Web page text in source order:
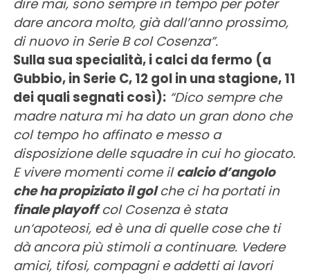
dire mai, sono sempre in tempo per poter
dare ancora molto, già dall’anno prossimo,
di nuovo in Serie B col Cosenza”.
Sulla sua specialità, i calci da fermo (a
Gubbio, in Serie C, 12 gol in una stagione, 11
dei quali segnati così): “Dico sempre che
madre natura mi ha dato un gran dono che
col tempo ho affinato e messo a
disposizione delle squadre in cui ho giocato.
E vivere momenti come ilcalcio d’angolo
che ha propiziato il golche ci ha portati in
finale playoffcol Cosenza è stata
un‘apoteosi, ed è una di quelle cose che ti
dà ancora più stimoli a continuare. Vedere
amici, tifosi, compagni e addetti ai lavori